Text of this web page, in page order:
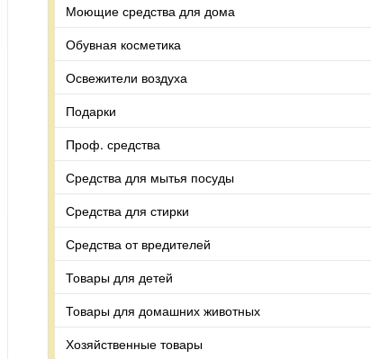
Моющие средства для дома
Обувная косметика
Освежители воздуха
Подарки
Проф. средства
Средства для мытья посуды
Средства для стирки
Средства от вредителей
Товары для детей
Товары для домашних животных
Хозяйственные товары